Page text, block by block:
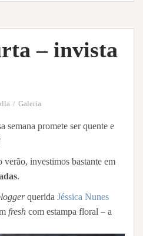
– invista
Galeria
semana promete ser quente e
verão, investimos bastante em
.
querida Jéssica Nunes
fresh com estampa floral – a